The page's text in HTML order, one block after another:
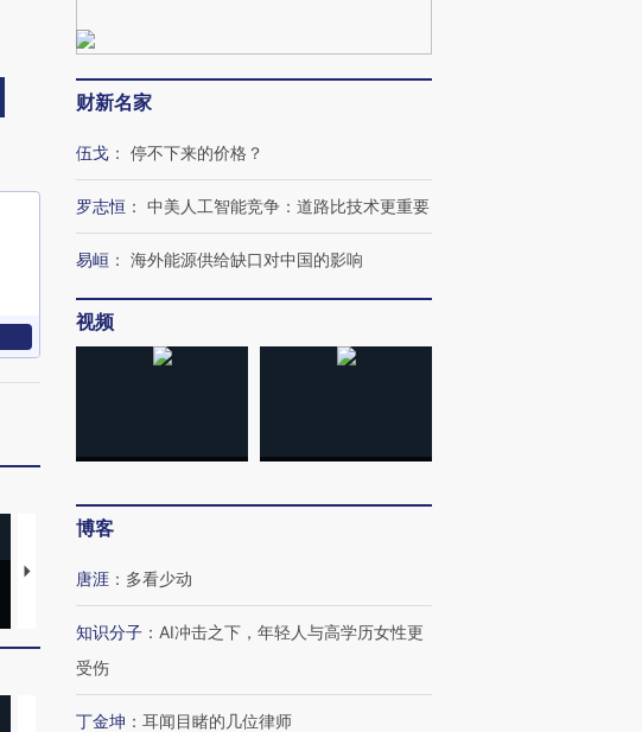
马航飞行员跨国走私7万
粒摇头丸 尿检体内含3种
财新名家
伍戈 ： 停不下来的价格？
罗志恒 ： 中美人工智能竞争：道路比技术更重要
易峘 ： 海外能源供给缺口对中国的影响
视频
博客
唐涯 ： 多看少动
知识分子 ： AI冲击之下，年轻人与高学历女性更
受伤
丁金坤 ： 耳闻目睹的几位律师